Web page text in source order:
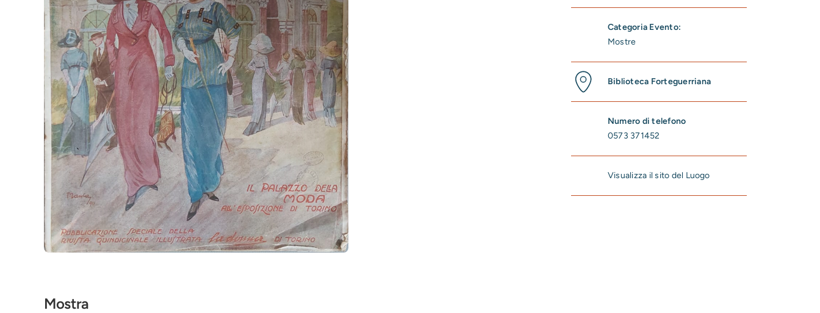
Mostra
Categoria Evento:
Mostre
Biblioteca Forteguerriana
Numero di telefono
0573 371452
Visualizza il sito del Luogo